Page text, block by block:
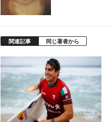
関連記事 同じ著者から